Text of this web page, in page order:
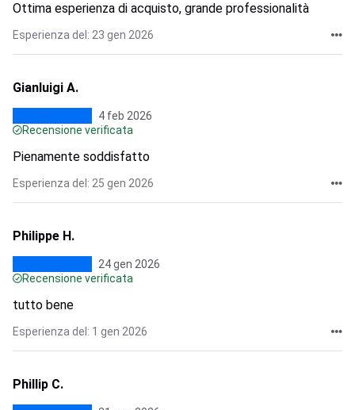
Ottima esperienza di acquisto, grande professionalità
Esperienza del: 23 gen 2026
Gianluigi A.
4 feb 2026
Recensione verificata
Pienamente soddisfatto
Esperienza del: 25 gen 2026
Philippe H.
24 gen 2026
Recensione verificata
tutto bene
Esperienza del: 1 gen 2026
Phillip C.